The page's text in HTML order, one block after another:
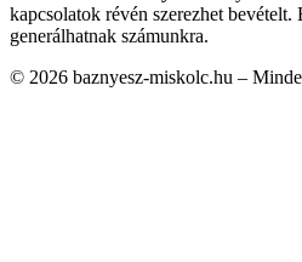
kapcsolatok révén szerezhet
generálhatnak számunkra.
© 2026 baznyesz-miskolc.hu –